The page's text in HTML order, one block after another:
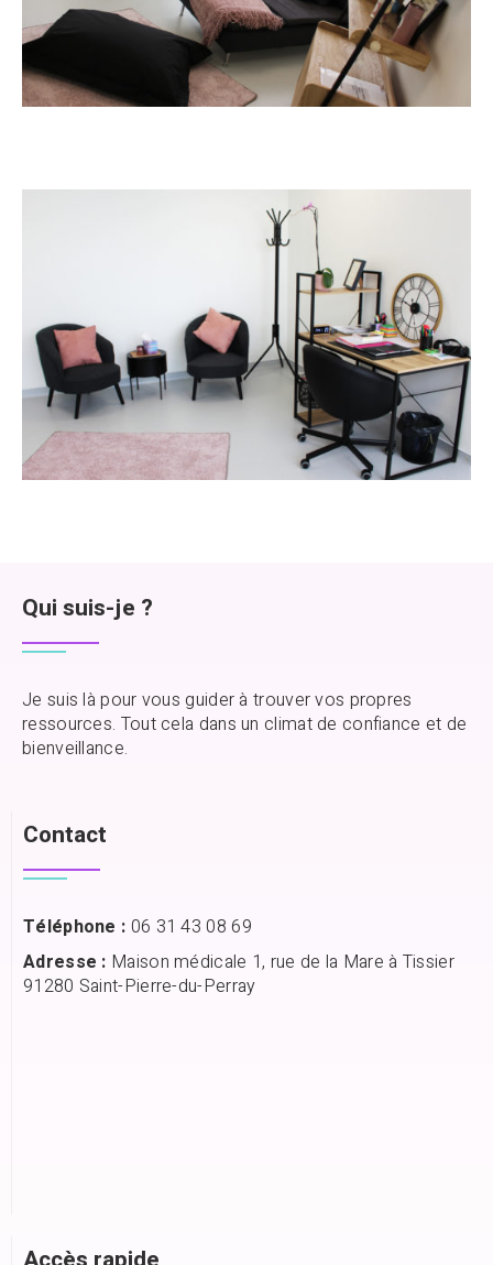
Qui suis-je ?
Je suis là pour vous guider à trouver vos propres
ressources. Tout cela dans un climat de confiance et de
bienveillance.
Contact
Téléphone : 06 31 43 08 69
Adresse : Maison médicale 1, rue de la Mare à Tissier
91280 Saint-Pierre-du-Perray